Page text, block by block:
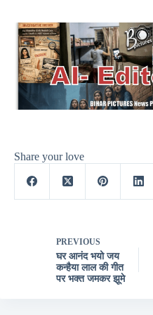
Share your love
PREVIOUS
घर आनंद भयो जय
कन्हैया लाल की गीत
पर भक्त जमकर झूमे